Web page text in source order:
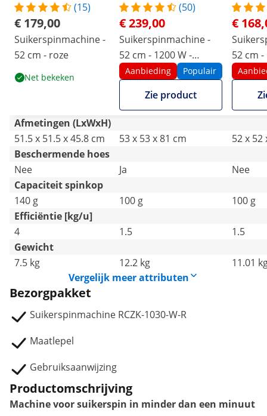
(15)
€ 179,00
Suikerspinmachine -
52 cm - roze
Net bekeken
(50)
€ 239,00
Suikerspinmachine -
52 cm - 1200 W -
Spatbescherming
Aanbieding Populair
Zie product
€
52 cm -
Afmetingen (LxWxH)
51.5 x 51.5 x 45.8 cm
53 x 53 x 81 cm
52 x 52
Beschermende hoes
Nee
Ja
Nee
Capaciteit spinkop
140 g
100 g
100 g
Efficiëntie [kg/u]
4
1.5
1.5
Gewicht
7.5 kg
12.2 kg
11.01
Vergelijk meer attributen
Bezorgpakket
Suikerspinmachine RCZK-1030-W-R
Maatlepel
Gebruiksaanwijzing
Productomschrijving
Machine voor suikerspin in minder dan een minuut